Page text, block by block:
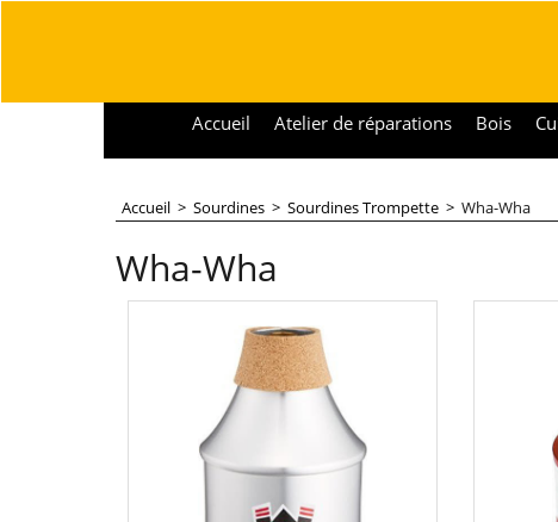
Accueil Atelier de réparations Bois
Accueil > Sourdines > Sourdines Trompette > Wha-Wha
Wha-Wha